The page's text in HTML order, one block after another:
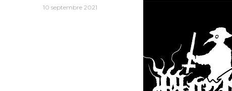
10 septembre 2021